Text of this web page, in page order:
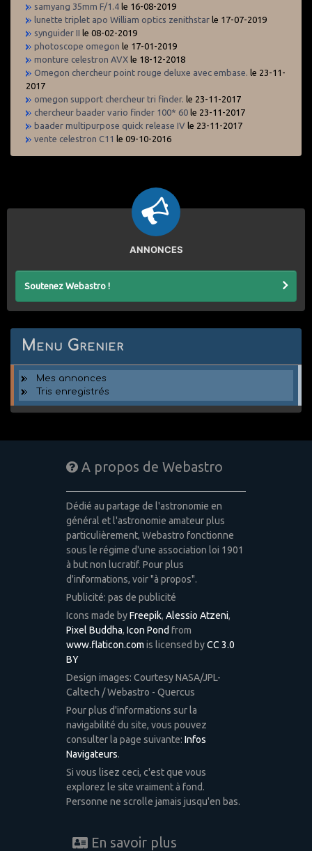
samyang 35mm F/1.4 le 16-08-2019
lunette triplet apo William optics zenithstar le 17-07-2019
synguider II le 08-02-2019
photoscope omegon le 17-01-2019
monture celestron AVX le 18-12-2018
Omegon chercheur point rouge deluxe avec embase. le 23-11-
2017
omegon support chercheur tri finder. le 23-11-2017
chercheur baader vario finder 100* 60 le 23-11-2017
baader multipurpose quick release IV le 23-11-2017
vente celestron C11 le 09-10-2016
ANNONCES
Soutenez Webastro !
Menu Grenier
Mes annonces
Tris enregistrés
A propos de Webastro
Dédié au partage de l'astronomie en
général et l'astronomie amateur plus
particulièrement, Webastro fonctionne
sous le régime d'une association loi 1901
à but non lucratif. Pour plus
d'informations, voir "à propos".
Publicité: pas de publicité
Icons made byFreepik, Alessio Atzeni,
Pixel Buddha, Icon Pond from
www.flaticon.com is licensed byCC 3.0
BY
Design images: Courtesy NASA/JPL-
Caltech / Webastro - Quercus
Pour plus d'informations sur la
navigabilité du site, vous pouvez
consulter la page suivante: Infos
Navigateurs.
Si vous lisez ceci, c'est que vous
explorez le site vraiment à fond.
Personne ne scrolle jamais jusqu'en bas.
En savoir plus